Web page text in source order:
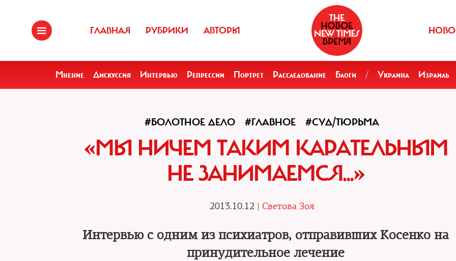
ГЛАВНАЯ РУБРИКИ АВТОРЫ
Мнение Дискуссия Интервью Репрессии Портрет Расследование Блоги / Украина Израиль
#БОЛОТНОЕ ДЕЛО #ГЛАВНОЕ #СУД/ТЮРЬМА
«МЫ НИЧЕМ ТАКИМ КАРАТЕЛЬНЫМ
НЕ ЗАНИМАЕМСЯ...»
2013.10.12 | Светова Зоя
Интервью с одним из психиатров, отправивших Косенко на
принудительное лечение